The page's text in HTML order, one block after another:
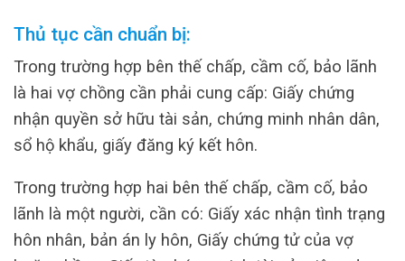
Thủ tục cần chuẩn bị:
Trong trường hợp bên thế chấp, cầm cố, bảo lãnh
là hai vợ chồng cần phải cung cấp: Giấy chứng
nhận quyền sở hữu tài sản, chứng minh nhân dân,
sổ hộ khẩu, giấy đăng ký kết hôn.
Trong trường hợp hai bên thế chấp, cầm cố, bảo
lãnh là một người, cần có: Giấy xác nhận tình trạng
hôn nhân, bản án ly hôn, Giấy chứng tử của vợ